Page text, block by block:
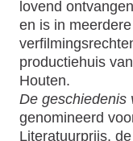
lovend
en is in
productiehuis
Houten.
De geschiedenis
genomineerd
Literatuurprijs,